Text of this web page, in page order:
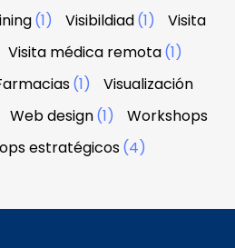
(1) Visibildiad(1)
Visita
Visita médica remota(1)
(1)
Visualización
Web design(1)
Workshops
estratégicos(4)